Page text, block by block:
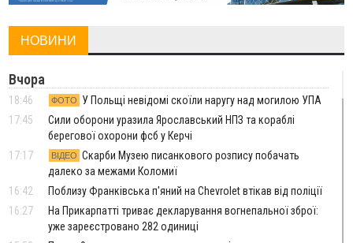
НОВИНИ
Вчора
18:46 ФОТО
У Польщі невідомі скоїли наругу над могилою УПА
17:45
Сили оборони уразила Ярославський НПЗ та кораблі
берегової охорони фсб у Керчі
17:17
ВІДЕО Скарби Музею писанкового розпису побачать
далеко за межами Коломиї
16:42
Поблизу Франківська п'яний на Chevrolet втікав від поліції
16:27
На Прикарпатті триває декларування вогнепальної зброї:
уже зареєстровано 282 одиниці